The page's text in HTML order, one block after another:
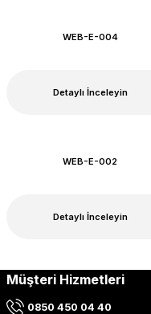
WEB-E-004
Detaylı İnceleyin
WEB-E-002
Detaylı İnceleyin
Müşteri Hizmetleri
0850 450 04 40